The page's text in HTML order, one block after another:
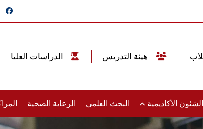
الشئون الأكاديمية البحث العلمي الرعاية الصحية